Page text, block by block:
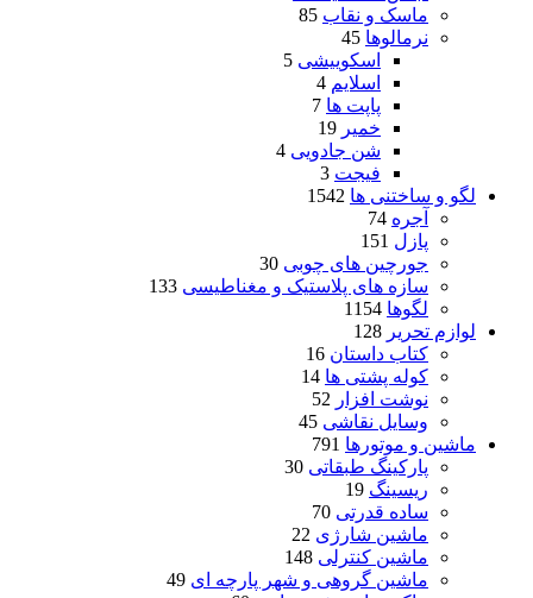
ماسک و نقاب 85
نرمالوها 45
اسکوییشی 5
اسلایم 4
پاپت ها 7
خمیر 19
شن جادویی 4
فیجت 3
لگو و ساختنی ها 1542
آجره 74
پازل 151
جورچین های چوبی 30
سازه های پلاستیک و مغناطیسی 133
لگوها 1154
لوازم تحریر 128
کتاب داستان 16
کوله پشتی ها 14
نوشت افزار 52
وسایل نقاشی 45
ماشین و موتورها 791
پارکینگ طبقاتی 30
ریسینگ 19
ساده قدرتی 70
ماشین شارژی 22
ماشین کنترلی 148
ماشین گروهی و شهر پارچه ای 49